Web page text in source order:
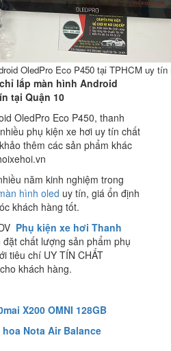
OledPro Eco P450 tại TPHCM uy tín
lắp màn hình Android
tại Quận 10
OledPro Eco P450, thanh
phụ kiện xe hơi uy tín chất
thêm các sản phẩm khác
năm kinh nghiệm trong
hình oled uy tín, giá ổn định
khách hàng tốt.
Phụ kiện xe hơi Thanh
đặt chất lượng sản phẩm phụ
tiêu chí UY TÍN CHẤT
khách hàng.
X200 OMNI 128GB
Nota Air Balance